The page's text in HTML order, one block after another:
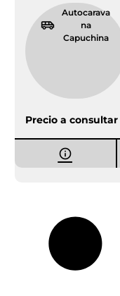
Autocarava
na
Capuchina
Precio a consultar